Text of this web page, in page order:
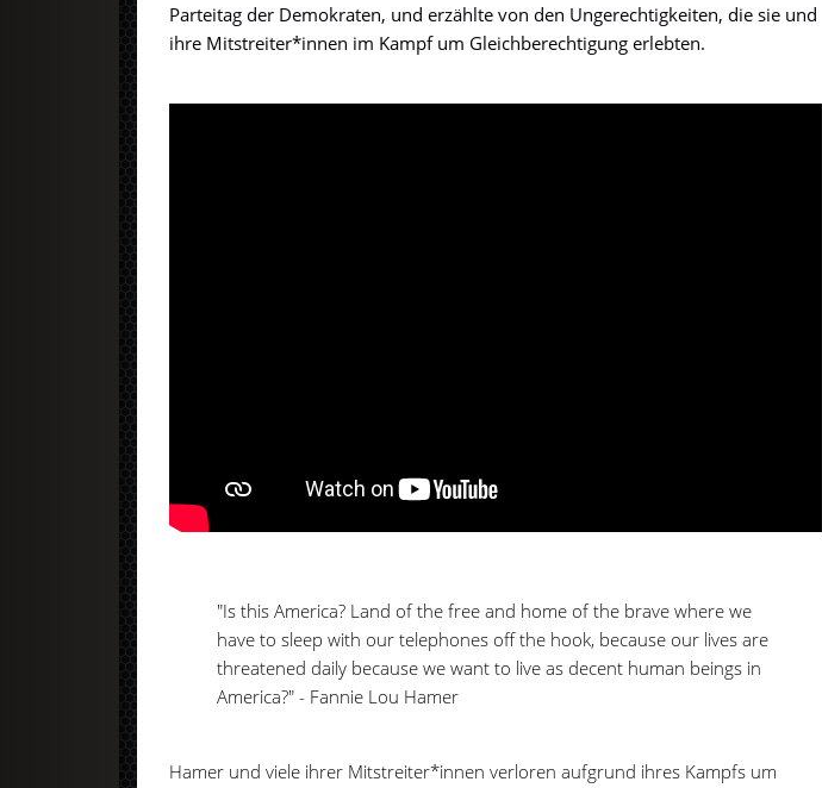
Parteitag der Demokraten, und erzählte von den Ungerechtigkeiten, die sie und
ihre Mitstreiter*innen im Kampf um Gleichberechtigung erlebten.
"Is this America? Land of the free and home of the brave where we
have to sleep with our telephones off the hook, because our lives are
threatened daily because we want to live as decent human beings in
America?" - Fannie Lou Hamer
Hamer und viele ihrer Mitstreiter*innen verloren aufgrund ihres Kampfs um